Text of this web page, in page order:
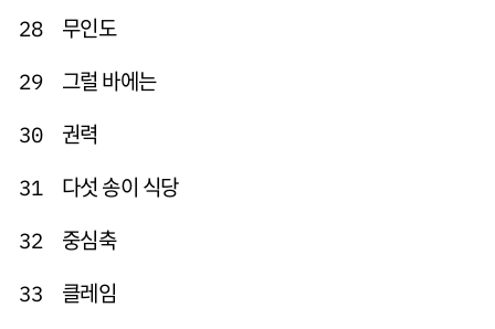
28 무인도
29 그럴 바에는
30 권력
31 다섯 송이 식당
32 중심축
33 클레임